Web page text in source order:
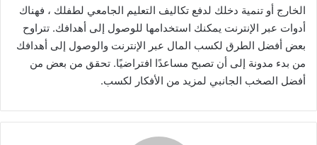
الخارج أو تنمية دخلك لدفع تكاليف التعليم الجامعي لطفلك ، فهناك
أدوات عبر الإنترنت يمكنك استخدامها للوصول إلى أهدافك. تتراوح
بعض أفضل الطرق لكسب المال عبر الإنترنت والوصول إلى أهدافك
من بدء مدونة إلى أن تصبح مساعدًا افتراضيًا. تحقق من بعض من
أفضل الصخب الجانبي لمزيد من الأفكار لكسب.